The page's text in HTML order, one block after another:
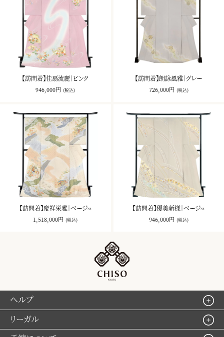
【訪問着】佳扇流麗｜ピンク
946,000円 (税込)
【訪問着】朗詠風雅｜グレー
726,000円 (税込)
【訪問着】慶祥栄雅｜ベージュ
1,518,000円 (税込)
【訪問着】優美新様｜ベージュ
946,000円 (税込)
ヘルプ
リーガル